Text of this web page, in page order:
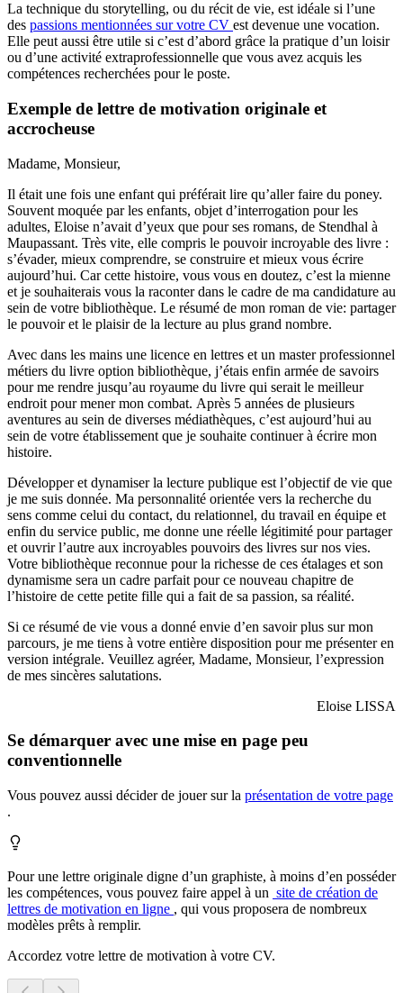
La technique du storytelling, ou du récit de vie, est idéale si l’une
des passions mentionnées sur votre CV est devenue une vocation.
Elle peut aussi être utile si c’est d’abord grâce la pratique d’un loisir
ou d’une activité extraprofessionnelle que vous avez acquis les
compétences recherchées pour le poste.
Exemple de lettre de motivation originale et
accrocheuse
Madame, Monsieur,
Il était une fois une enfant qui préférait lire qu’aller faire du poney.
Souvent moquée par les enfants, objet d’interrogation pour les
adultes, Eloise n’avait d’yeux que pour ses romans, de Stendhal à
Maupassant. Très vite, elle compris le pouvoir incroyable des livre :
s’évader, mieux comprendre, se construire et mieux vous écrire
aujourd’hui. Car cette histoire, vous vous en doutez, c’est la mienne
et je souhaiterais vous la raconter dans le cadre de ma candidature au
sein de votre bibliothèque. Le résumé de mon roman de vie: partager
le pouvoir et le plaisir de la lecture au plus grand nombre.
Avec dans les mains une licence en lettres et un master professionnel
métiers du livre option bibliothèque, j’étais enfin armée de savoirs
pour me rendre jusqu’au royaume du livre qui serait le meilleur
endroit pour mener mon combat. Après 5 années de plusieurs
aventures au sein de diverses médiathèques, c’est aujourd’hui au
sein de votre établissement que je souhaite continuer à écrire mon
histoire.
Développer et dynamiser la lecture publique est l’objectif de vie que
je me suis donnée. Ma personnalité orientée vers la recherche du
sens comme celui du contact, du relationnel, du travail en équipe et
enfin du service public, me donne une réelle légitimité pour partager
et ouvrir l’autre aux incroyables pouvoirs des livres sur nos vies.
Votre bibliothèque reconnue pour la richesse de ces étalages et son
dynamisme sera un cadre parfait pour ce nouveau chapitre de
l’histoire de cette petite fille qui a fait de sa passion, sa réalité.
Si ce résumé de vie vous a donné envie d’en savoir plus sur mon
parcours, je me tiens à votre entière disposition pour me présenter en
version intégrale. Veuillez agréer, Madame, Monsieur, l’expression
de mes sincères salutations.
Eloise LISSA
Se démarquer avec une mise en page peu
conventionnelle
Vous pouvez aussi décider de jouer sur la présentation de votre page
.
Pour une lettre originale digne d’un graphiste, à moins d’en posséder
les compétences, vous pouvez faire appel à un site de création de
lettres de motivation en ligne , qui vous proposera de nombreux
modèles prêts à remplir.
Accordez votre lettre de motivation à votre CV.